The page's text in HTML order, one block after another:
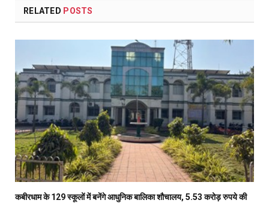
RELATED POSTS
कबीरधाम के 129 स्कूलों में बनेंगे आधुनिक बालिका शौचालय, 5.53 करोड़ रुपये की